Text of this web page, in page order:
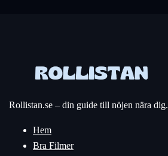
Rollistan.se – din guide till nöjen nära dig.
Hem
Bra Filmer